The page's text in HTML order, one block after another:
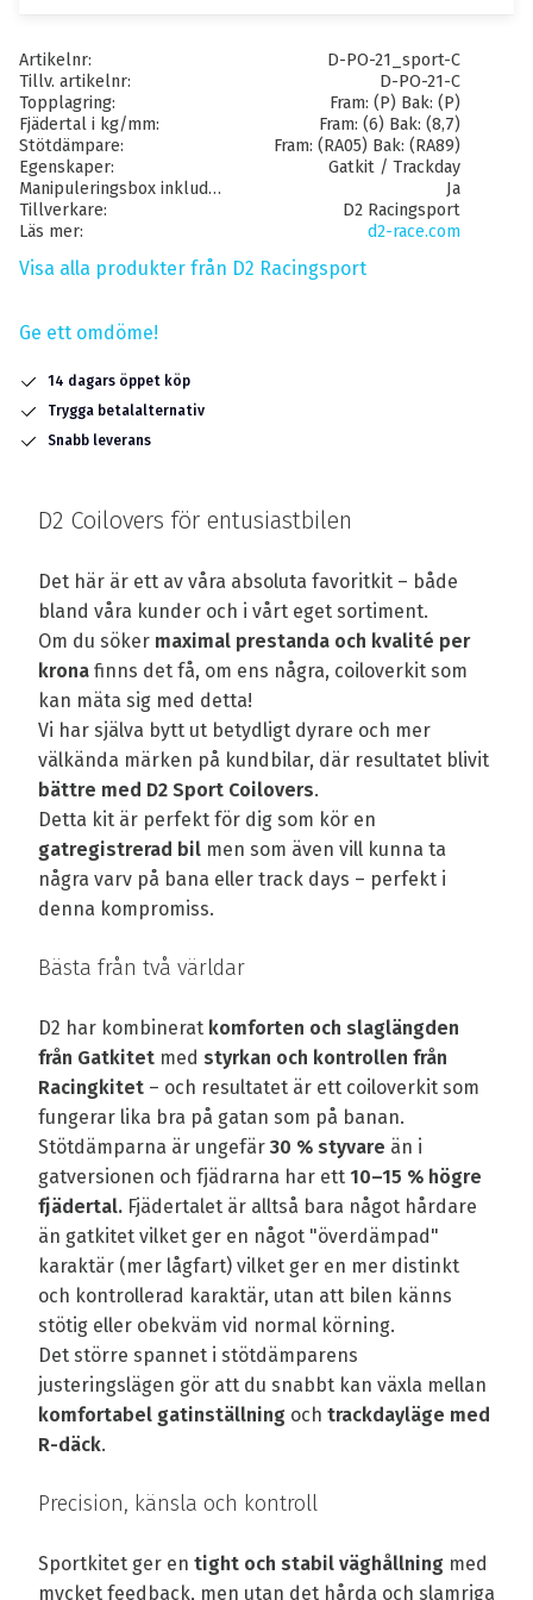
Artikelnr
D-PO-21_sport-C
Tillv. artikelnr
D-PO-21-C
Topplagring
Fram: (P) Bak: (P)
Fjädertal i kg/mm
Fram: (6) Bak: (8,7)
Stötdämpare
Fram: (RA05) Bak: (RA89)
Egenskaper
Gatkit / Trackday
Manipuleringsbox inkluderat
Ja
Tillverkare
D2 Racingsport
Läs mer
d2-race.com
Visa alla produkter från D2 Racingsport
Ge ett omdöme!
14 dagars öppet köp
Trygga betalalternativ
Snabb leverans
D2 Coilovers för entusiastbilen
Det här är ett av våra absoluta favoritkit – både
bland våra kunder och i vårt eget sortiment.
Om du söker maximal prestanda och kvalité per
krona finns det få, om ens några, coiloverkit som
kan mäta sig med detta!
Vi har själva bytt ut betydligt dyrare och mer
välkända märken på kundbilar, där resultatet blivit
bättre med D2 Sport Coilovers.
Detta kit är perfekt för dig som kör en
gatregistrerad bil men som även vill kunna ta
några varv på bana eller track days – perfekt i
denna kompromiss.
Bästa från två världar
D2 har kombinerat komforten och slaglängden
från Gatkitet med styrkan och kontrollen från
Racingkitet – och resultatet är ett coiloverkit som
fungerar lika bra på gatan som på banan.
Stötdämparna är ungefär 30 % styvare än i
gatversionen och fjädrarna har ett 10–15 % högre
fjädertal. Fjädertalet är alltså bara något hårdare
än gatkitet vilket ger en något "överdämpad"
karaktär (mer lågfart) vilket ger en mer distinkt
och kontrollerad karaktär, utan att bilen känns
stötig eller obekväm vid normal körning.
Det större spannet i stötdämparens
justeringslägen gör att du snabbt kan växla mellan
komfortabel gatinställning och trackdayläge med
R-däck.
Precision, känsla och kontroll
Sportkitet ger en tight och stabil väghållning med
mycket feedback, men utan det hårda och slamriga